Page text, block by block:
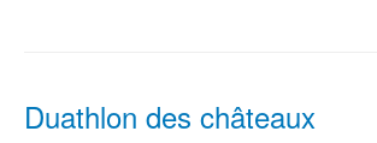
Duathlon des châteaux